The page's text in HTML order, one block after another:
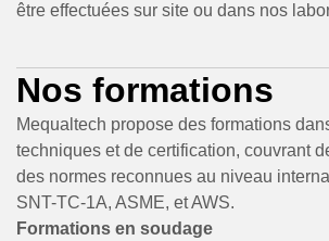
être effectuées sur site ou dans nos
Nos formations
Mequaltech propose des formations
techniques et de certification, couvrant
des normes reconnues au niveau
SNT-TC-1A, ASME, et AWS.
Formations en soudage